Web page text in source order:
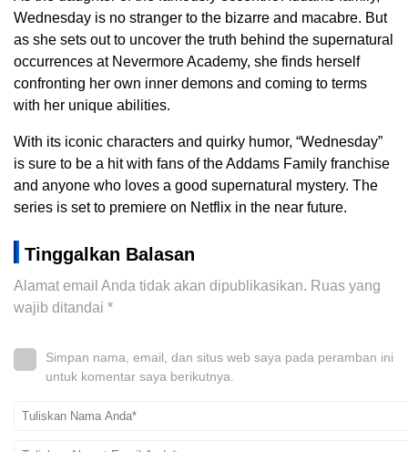
Wednesday is no stranger to the bizarre and macabre. But
as she sets out to uncover the truth behind the supernatural
occurrences at Nevermore Academy, she finds herself
confronting her own inner demons and coming to terms
with her unique abilities.
With its iconic characters and quirky humor, “Wednesday”
is sure to be a hit with fans of the Addams Family franchise
and anyone who loves a good supernatural mystery. The
series is set to premiere on Netflix in the near future.
Tinggalkan Balasan
Alamat email Anda tidak akan dipublikasikan. Ruas yang
wajib ditandai *
Simpan nama, email, dan situs web saya pada peramban ini
untuk komentar saya berikutnya.